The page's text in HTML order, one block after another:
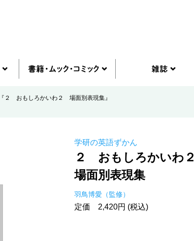
２ おもしろかいわ２ 場面別表現集』
学研の英語ずかん
２ おもしろかいわ２
場面別表現集
羽鳥博愛（監修）
定価 2,420円 (税込)